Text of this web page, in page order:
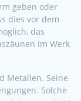
geben oder
dies vor dem
das
im Werk
Metallen. Seine
Solche